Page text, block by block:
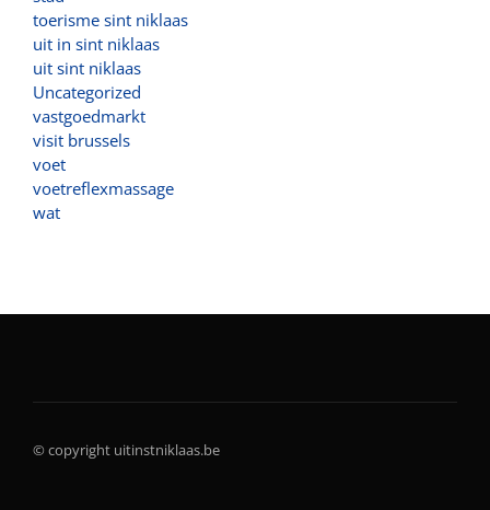
toerisme sint niklaas
uit in sint niklaas
uit sint niklaas
Uncategorized
vastgoedmarkt
visit brussels
voet
voetreflexmassage
wat
© copyright uitinstniklaas.be